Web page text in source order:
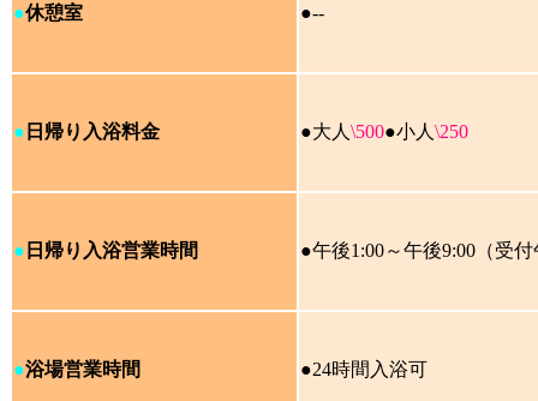
●休憩室 ●--
● 日帰り入浴料金 ●大人 \500●小人 \250
● 日帰り入浴営業時間 ●午後1:00～午後9:00（受
●浴場営業時間 ●24時間入浴可